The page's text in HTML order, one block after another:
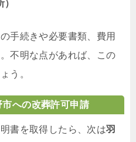
手続きや必要書類、費用
不明な点があれば、この
う。
への改葬許可申請
書を取得したら、次は羽